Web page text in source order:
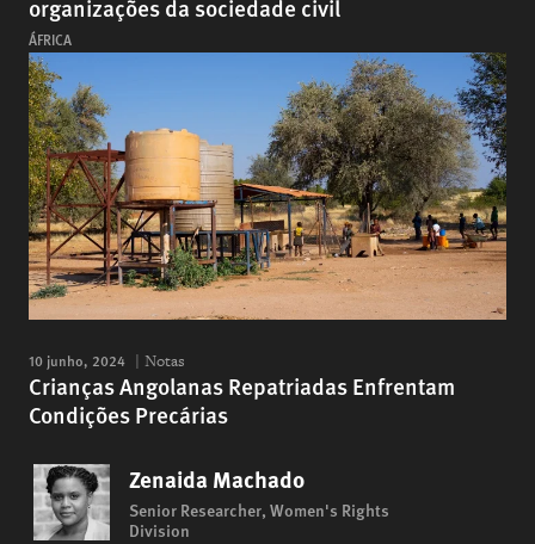
organizações da sociedade civil
ÁFRICA
10 junho, 2024 Notas
Crianças Angolanas Repatriadas Enfrentam
Condições Precárias
Zenaida Machado
Senior Researcher, Women's Rights
Division